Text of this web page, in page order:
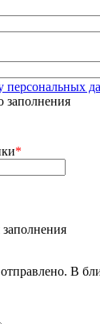
персональных
заполнения
*
В